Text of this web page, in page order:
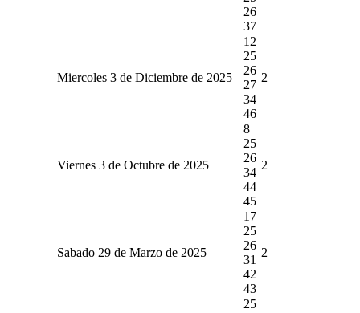
26
37
Miercoles 3 de Diciembre de 2025
12
25
26
27
34
46
2
Viernes 3 de Octubre de 2025
8
25
26
34
44
45
2
Sabado 29 de Marzo de 2025
17
25
26
31
42
43
2
25